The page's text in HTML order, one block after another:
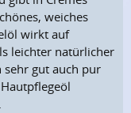
weiches
wirkt auf
leichter natürlicher
sehr gut auch pur